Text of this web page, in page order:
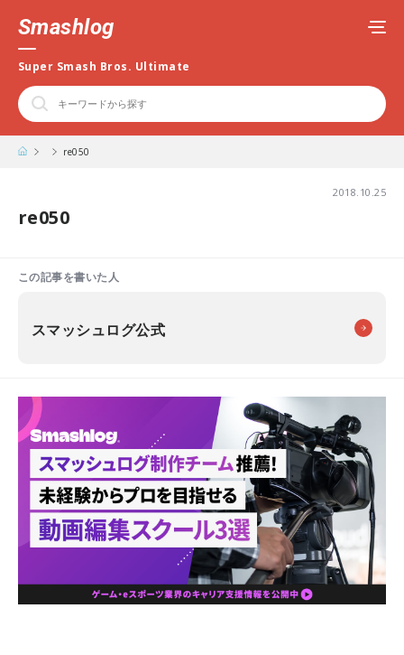
Smashlog
Super Smash Bros. Ultimate
re050
2018.10.25
re050
この記事を書いた人
スマッシュログ公式